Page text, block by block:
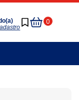
0
Meu
Carrinho